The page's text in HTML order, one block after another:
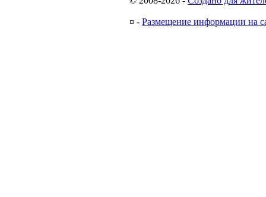
¤ - Размещение информации на